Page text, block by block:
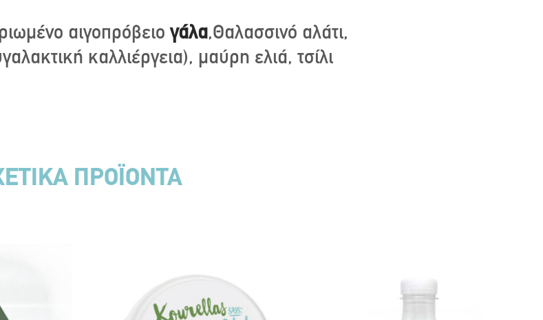
αιγοπρόβειογάλα,Θαλασσινό αλάτι,
καλλιέργεια), μαύρη ελιά, τσίλι
ΠΡΟΪΟΝΤΑ